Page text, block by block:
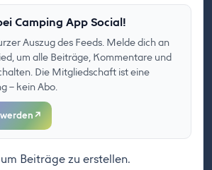
Camping App Social!
Auszug des Feeds. Melde dich an
um alle Beiträge, Kommentare und
Die Mitgliedschaft ist eine
– kein Abo.
↗
Beiträge zu erstellen.